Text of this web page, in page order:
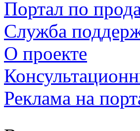
Портал по
Служба
О проекте
Реклама на